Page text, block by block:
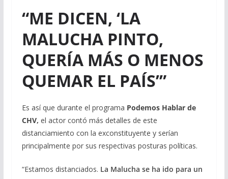
“ME DICEN, ‘LA
MALUCHA PINTO,
QUERÍA MÁS O MENOS
QUEMAR EL PAÍS’”
Es así que durante el programa Podemos Hablar de
CHV, el actor contó más detalles de este
distanciamiento con la exconstituyente y serían
principalmente por sus respectivas posturas políticas.
“Estamos distanciados. La Malucha se ha ido para un